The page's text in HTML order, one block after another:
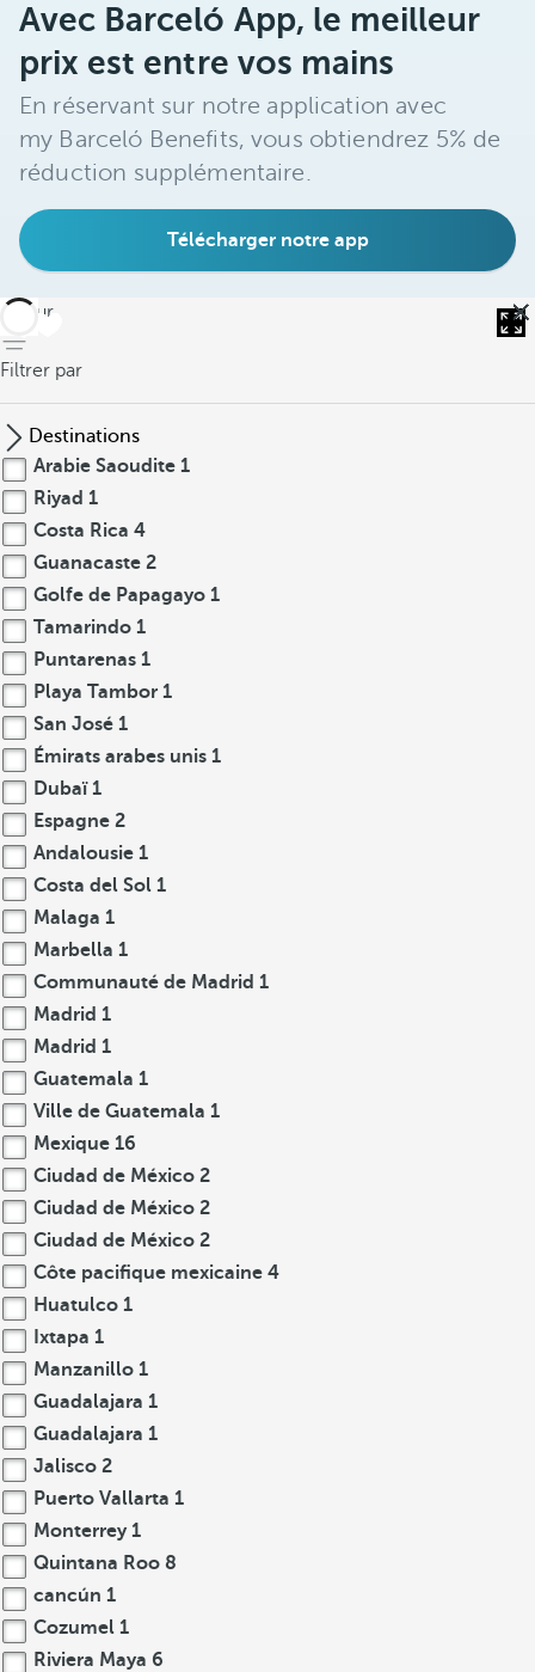
Avec Barceló App, le meilleur
prix est entre vos mains
En réservant sur notre application avec
my Barceló Benefits, vous obtiendrez 5% de
réduction supplémentaire.
Télécharger notre app
retour
Filtrer par
Destinations
Arabie Saoudite 1
Riyad 1
Costa Rica 4
Guanacaste 2
Golfe de Papagayo 1
Tamarindo 1
Puntarenas 1
Playa Tambor 1
San José 1
Émirats arabes unis 1
Dubaï1
Espagne 2
Andalousie 1
Costa del Sol 1
Malaga 1
Marbella 1
Communauté de Madrid 1
Madrid 1
Madrid 1
Guatemala 1
Ville de Guatemala 1
Mexique 16
Ciudad de México 2
Ciudad de México 2
Ciudad de México 2
Côte pacifique mexicaine 4
Huatulco 1
Ixtapa 1
Manzanillo 1
Guadalajara 1
Guadalajara 1
Jalisco 2
Puerto Vallarta 1
Monterrey 1
Quintana Roo 8
cancún 1
Cozumel 1
Riviera Maya 6